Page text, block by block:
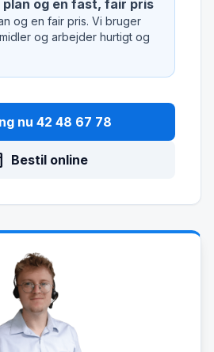
plan og en fast, fair pris
og en fair pris. Vi bruger
og arbejder hurtigt og
nu 42 48 67 78
Bestil online